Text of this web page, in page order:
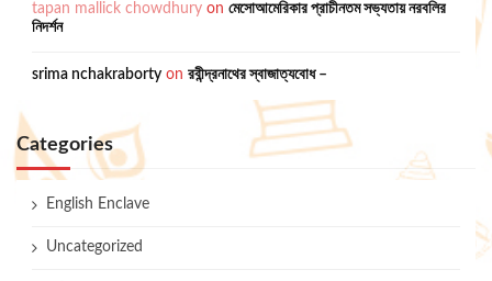
tapan mallick chowdhury on মেসোআমেরিকার প্রাচীনতম সভ্যতায় নরবলির
নিদর্শন
srima nchakraborty on রবীন্দ্রনাথের স্বাজাত্যবোধ –
Categories
English Enclave
Uncategorized